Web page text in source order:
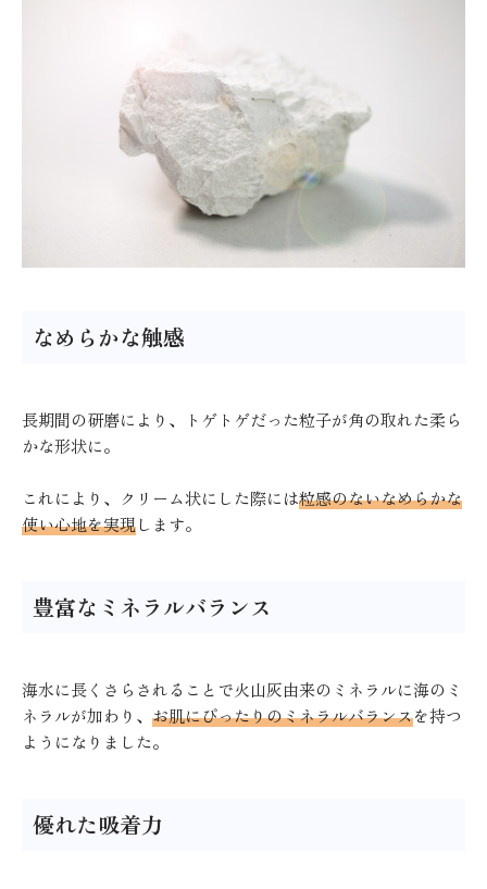
なめらかな触感
長期間の研磨により、トゲトゲだった粒子が角の取れた柔ら
かな形状に。
これにより、クリーム状にした際には粒感のないなめらかな
使い心地を実現します。
豊富なミネラルバランス
海水に長くさらされることで火山灰由来のミネラルに海のミ
ネラルが加わり、 お肌にぴったりのミネラルバランスを持つ
ようになりました。
優れた吸着力